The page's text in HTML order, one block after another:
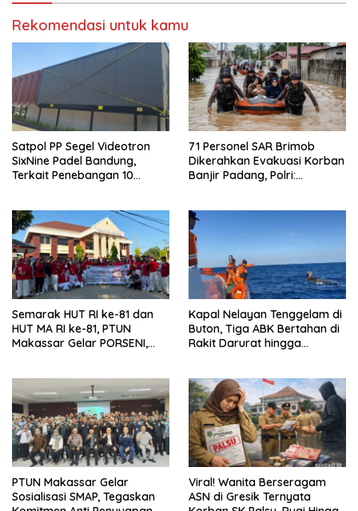
Rekomendasi untuk kamu
Satpol PP Segel Videotron
SixNine Padel Bandung,
Terkait Penebangan 10
71 Personel SAR Brimob
Dikerahkan Evakuasi Korban
Banjir Padang, Polri:
Semarak HUT RI ke-81 dan
HUT MA RI ke-81, PTUN
Makassar Gelar PORSENI,
Kapal Nelayan Tenggelam di
Buton, Tiga ABK Bertahan di
Rakit Darurat hingga
PTUN Makassar Gelar
Sosialisasi SMAP, Tegaskan
Viral! Wanita Berseragam
ASN di Gresik Ternyata